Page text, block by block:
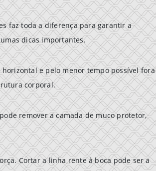
faz toda a diferença para garantir a
dicas importantes.
e pelo menor tempo possível fora
corporal.
remover a camada de muco protetor,
Cortar a linha rente à boca pode ser a